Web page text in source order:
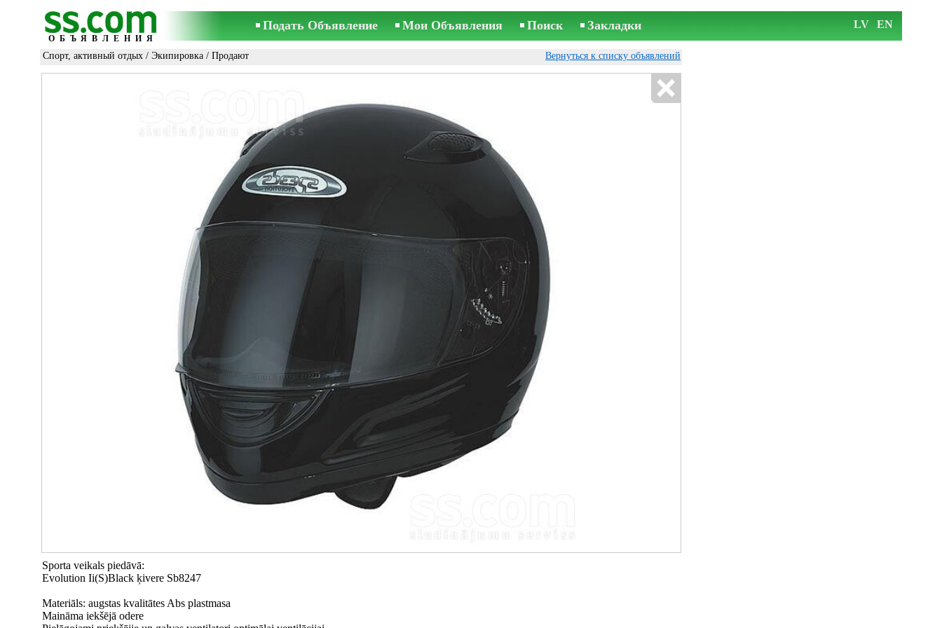
ОБЪЯВЛЕНИЯ
Подать Объявление Мои Объявления Поиск Закладки LV EN
Спорт, активный отдых / Экипировка / Продают Вернуться к списку объявлений
Sporta veikals piedāvā:
Evolution Ii(S)Black ķivere Sb8247
Materiāls: augstas kvalitātes Abs plastmasa
Maināma iekšējā odere